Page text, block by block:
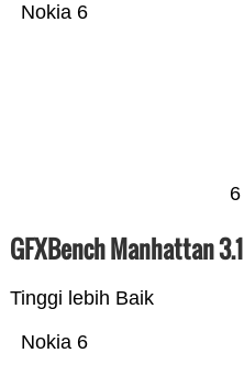
Nokia 6
6
GFXBench Manhattan 3.1
Tinggi lebih Baik
Nokia 6